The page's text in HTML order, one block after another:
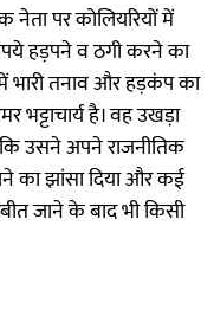
पर कोलियरियों में
हड़पने व ठगी करने का
तनाव और हड़कंप का
है। वह उखड़ा
उसने अपने राजनीतिक
का झांसा दिया और कई
जाने के बाद भी किसी